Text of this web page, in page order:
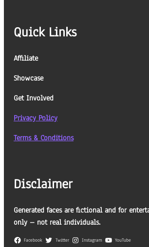
Quick Links
Affiliate
Showcase
Get Involved
Privacy Policy
Terms & Conditions
Disclaimer
Generated faces are fictional and for
only – not real individuals.
Facebook Twitter Instagram YouTube